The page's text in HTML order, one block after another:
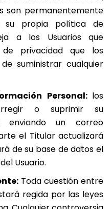
son permanentemente
su propia política de
a los Usuarios que
privacidad que los
suministrar cualquier
Personal: los
o suprimir su
enviando un correo
el Titular actualizará
de su base de datos el
Usuario.
Toda cuestión entre
regida por las leyes